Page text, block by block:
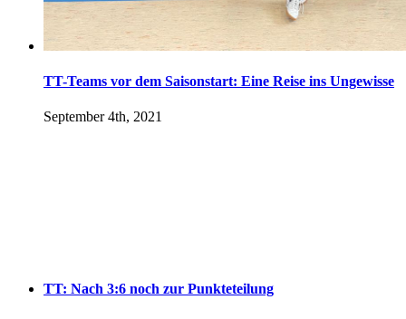
TT-Teams vor dem Saisonstart: Eine Reise ins Ungewisse
September 4th, 2021
TT: Nach 3:6 noch zur Punkteteilung